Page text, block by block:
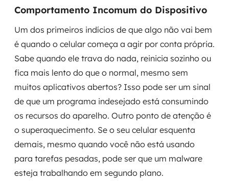
Comportamento Incomum do Dispositivo
Um dos primeiros indícios de que algo não vai bem
é quando o celular começa a agir por conta própria.
Sabe quando ele trava do nada, reinicia sozinho ou
fica mais lento do que o normal, mesmo sem
muitos aplicativos abertos? Isso pode ser um sinal
de que um programa indesejado está consumindo
os recursos do aparelho. Outro ponto de atenção é
o superaquecimento. Se o seu celular esquenta
demais, mesmo quando você não está usando
para tarefas pesadas, pode ser que um malware
esteja trabalhando em segundo plano.